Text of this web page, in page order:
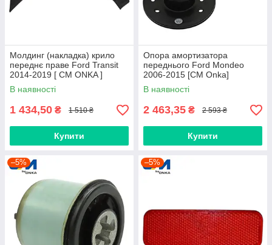
Молдинг (накладка) крило
переднє праве Ford Transit
2014-2019 [ CM ONKA ]
BK31V278L00BH5CND
В наявності
1 434,50 ₴ 1 510 ₴
Купити
Опора амортизатора
переднього Ford Mondeo
2006-2015 [СМ Onka]
1761001S1
В наявності
2 463,35 ₴ 2 593 ₴
Купити
–5% –5%